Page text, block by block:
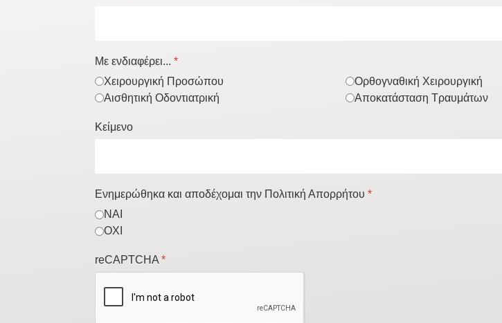
Με ενδιαφέρει... *
Χειρουργική Προσώπου
Ορθογναθική Χειρουργική
Αισθητική Οδοντιατρική
Αποκατάσταση Τραυμάτων
Κείμενο
Ενημερώθηκα και αποδέχομαι την Πολιτική Απορρήτου *
ΝΑΙ
ΟΧΙ
reCAPTCHA *